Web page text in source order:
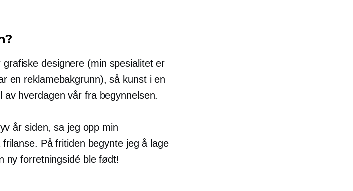
designere (min spesialitet er
en reklamebakgrunn), så kunst i en
hverdagen vår fra begynnelsen.
år siden, sa jeg opp min
På fritiden begynte jeg å lage
ny forretningsidé ble født!